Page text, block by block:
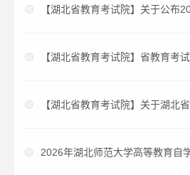
会助学监督举报电话
【湖北省教育考试院】关于公布
学考试社会助学机构对公账户信
【湖北省教育考试院】省教育考
自学考试社会助学专业登记结果
【湖北省教育考试院】关于湖北
年度登记注册备案主考学校和助
2026年湖北师范大学高等教育自